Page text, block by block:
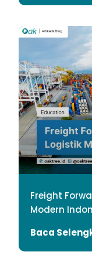
Freight
Modern
Baca